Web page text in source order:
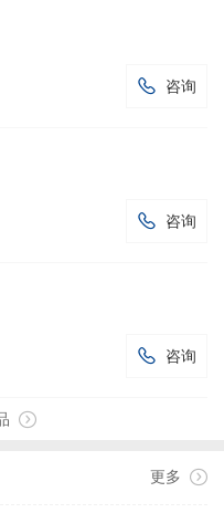
 咨询
 咨询
 咨询
更多